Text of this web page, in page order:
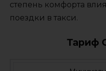
степень комфорта
поездки в такси.
Тариф